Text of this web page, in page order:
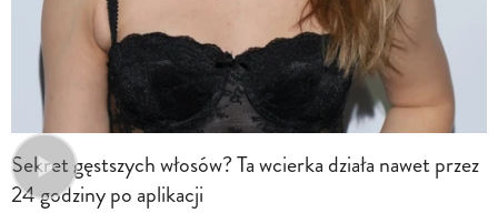
Sekret gęstszych włosów? Ta wcierka działa nawet przez
24 godziny po aplikacji